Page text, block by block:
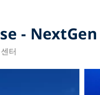
-
터